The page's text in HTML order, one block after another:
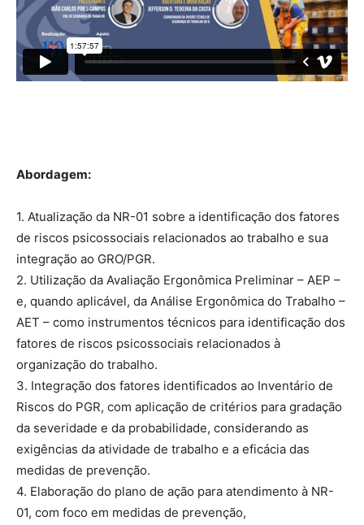
Abordagem:
1. Atualização da NR-01 sobre a identificação dos fatores
de riscos psicossociais relacionados ao trabalho e sua
integração ao GRO/PGR.
2. Utilização da Avaliação Ergonômica Preliminar – AEP –
e, quando aplicável, da Análise Ergonômica do Trabalho –
AET – como instrumentos técnicos para identificação dos
fatores de riscos psicossociais relacionados à
organização do trabalho.
3. Integração dos fatores identificados ao Inventário de
Riscos do PGR, com aplicação de critérios para gradação
da severidade e da probabilidade, considerando as
exigências da atividade de trabalho e a eficácia das
medidas de prevenção.
4. Elaboração do plano de ação para atendimento à NR-
01, com foco em medidas de prevenção,